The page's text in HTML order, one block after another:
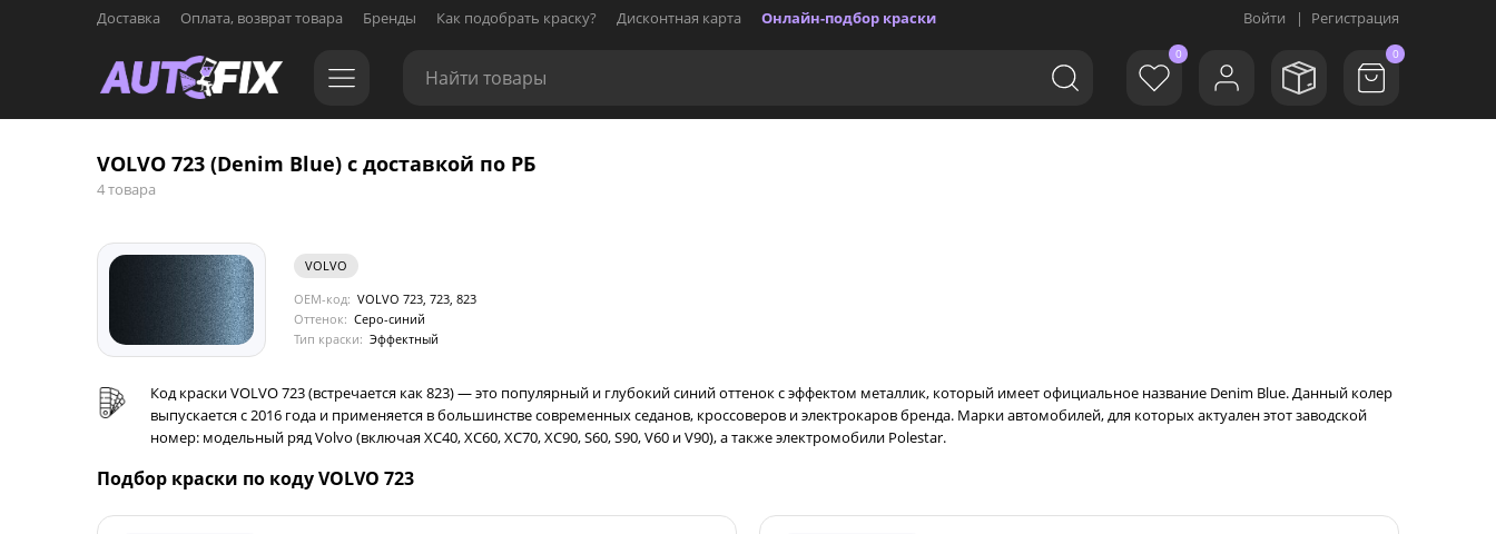
Доставка Оплата, возврат товара Бренды Как подобрать краску? Дисконтная карта Онлайн-подбор краски Войти | Регистрация
0 0
VOLVO 723 (Denim Blue) с доставкой по РБ
4 товара
VOLVO
OEM-код: VOLVO 723, 723, 823
Оттенок: Серо-синий
Тип краски: Эффектный
Код краски VOLVO 723 (встречается как 823) — это популярный и глубокий синий оттенок с эффектом металлик, который имеет официальное название Denim Blue. Данный колер
выпускается с 2016 года и применяется в большинстве современных седанов, кроссоверов и электрокаров бренда. Марки автомобилей, для которых актуален этот заводской
номер: модельный ряд Volvo (включая XC40, XC60, XC70, XC90, S60, S90, V60 и V90), а также электромобили Polestar.
Подбор краски по коду VOLVO 723